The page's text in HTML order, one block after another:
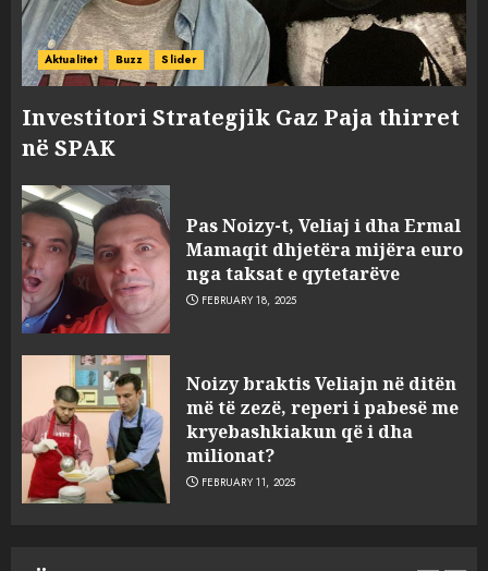
Aktualitet Buzz Slider
Investitori Strategjik Gaz Paja thirret
në SPAK
Pas Noizy-t, Veliaj i dha Ermal
Mamaqit dhjetëra mijëra euro
nga taksat e qytetarëve
FEBRUARY 18, 2025
Noizy braktis Veliajn në ditën
më të zezë, reperi i pabesë me
kryebashkiakun që i dha
milionat?
FEBRUARY 11, 2025
3
sulmuan “One Albania”,
ngjarja u fsheh. A u vodhën
serverat?
MARCH 25, 2025